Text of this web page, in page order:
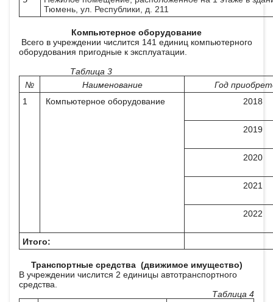
Тюмень, ул. Республики, д. 211
Компьютерное оборудование
Всего в учреждении числится 141 единиц компьютерного
оборудования пригодные к эксплуатации.
Таблица 3
№
Наименование
Год
1
Компьютерное оборудование 2018
2019
2020
2021
2022
Итого:
Транспортные средства (движимое имущество)
В учреждении числится 2 единицы автотранспортного
средства.
Таблица 4